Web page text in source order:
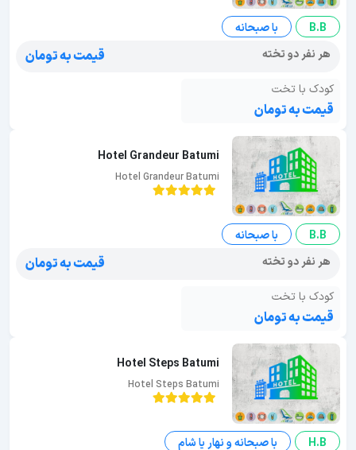
B.B
با صبحانه
هر نفر دو تخته
قیمت به تومان
کودک با تخت
قیمت به تومان
Hotel Grandeur Batumi
Hotel Grandeur Batumi
B.B
با صبحانه
هر نفر دو تخته
قیمت به تومان
کودک با تخت
قیمت به تومان
Hotel Steps Batumi
Hotel Steps Batumi
H.B با صبحانه و نهار یا شام